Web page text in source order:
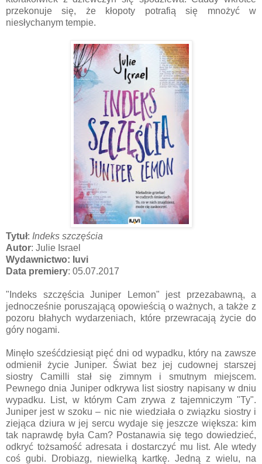
przekonuje się, że kłopoty potrafią się mnożyć w
niesłychanym tempie.
Tytuł: Indeks szczęścia
Autor: Julie Israel
Wydawnictwo: Iuvi
Data premiery: 05.07.2017
"Indeks szczęścia Juniper Lemon" jest przezabawną, a
jednocześnie poruszającą opowieścią o ważnych, a także z
pozoru błahych wydarzeniach, które przewracają życie do
góry nogami.
Minęło sześćdziesiąt pięć dni od wypadku, który na zawsze
odmienił życie Juniper. Świat bez jej cudownej starszej
siostry Camilli stał się zimnym i smutnym miejscem.
Pewnego dnia Juniper odkrywa list siostry napisany w dniu
wypadku. List, w którym Cam zrywa z tajemniczym "Ty".
Juniper jest w szoku – nic nie wiedziała o związku siostry i
ziejąca dziura w jej sercu wydaje się jeszcze większa: kim
tak naprawdę była Cam? Postanawia się tego dowiedzieć,
odkryć tożsamość adresata i dostarczyć mu list. Ale wtedy
coś gubi. Drobiazg, niewielką kartkę. Jedną z wielu, na